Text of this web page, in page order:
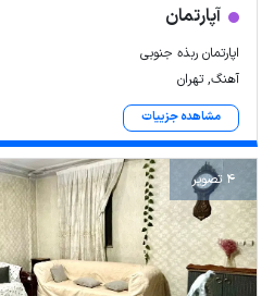
آپارتمان
اپارتمان ربذه جنوبی
آهنگ, تهران
مشاهده جزییات
4 تصویر